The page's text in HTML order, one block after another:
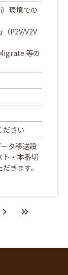
環境での
（P2V/V2V
等の
ださい
タ移送設
ト・本番切
きます。